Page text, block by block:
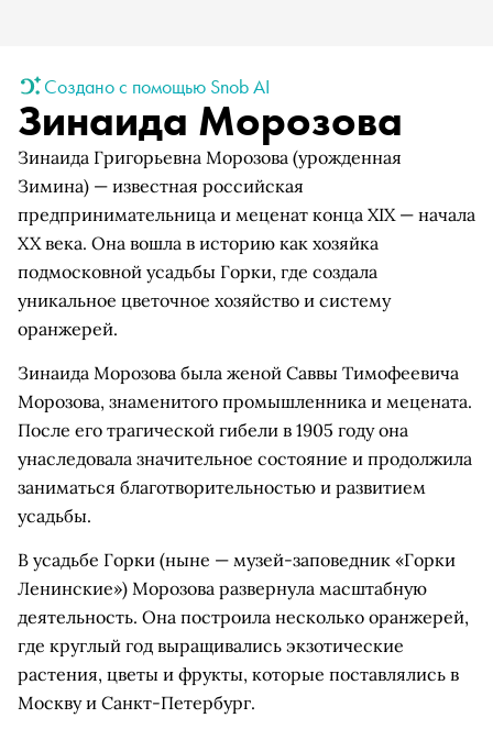
Создано с помощью Snob AI
Зинаида Морозова
Зинаида Григорьевна Морозова (урожденная
Зимина) — известная российская
предпринимательница и меценат конца XIX — начала
XX века. Она вошла в историю как хозяйка
подмосковной усадьбы Горки, где создала
уникальное цветочное хозяйство и систему
оранжерей.
Зинаида Морозова была женой Саввы Тимофеевича
Морозова, знаменитого промышленника и мецената.
После его трагической гибели в 1905 году она
унаследовала значительное состояние и продолжила
заниматься благотворительностью и развитием
усадьбы.
В усадьбе Горки (ныне — музей-заповедник «Горки
Ленинские») Морозова развернула масштабную
деятельность. Она построила несколько оранжерей,
где круглый год выращивались экзотические
растения, цветы и фрукты, которые поставлялись в
Москву и Санкт-Петербург.